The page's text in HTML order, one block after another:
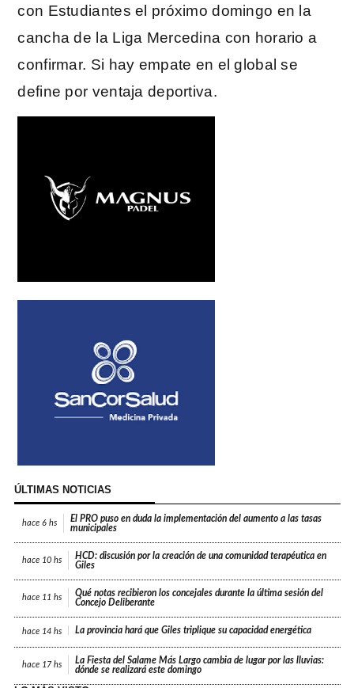
con Estudiantes el próximo domingo en la
cancha de la Liga Mercedina con horario a
confirmar. Si hay empate en el global se
define por ventaja deportiva.
ÚLTIMAS NOTICIAS
hace 6 hs
El PRO puso en duda la implementación del aumento a las tasas
municipales
hace 10 hs
HCD: discusión por la creación de una comunidad terapéutica en
Giles
hace 11 hs
Qué notas recibieron los concejales durante la última sesión del
Concejo Deliberante
hace 14 hs La provincia hará que Giles triplique su capacidad energética
hace 17 hs
La Fiesta del Salame Más Largo cambia de lugar por las lluvias:
dónde se realizará este domingo